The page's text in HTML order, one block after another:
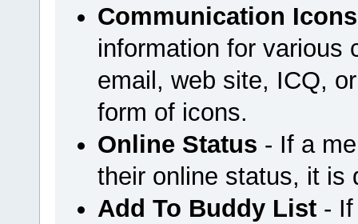
Communication Icons
information for various
email, web site, ICQ,
form of icons.
Online Status - If a
their online status, it is
Add To Buddy List- If